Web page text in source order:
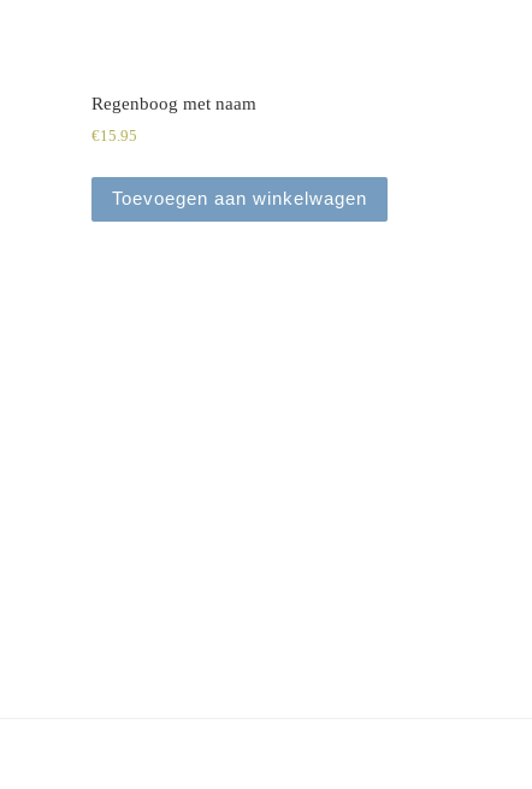
Regenboog met naam
€15.95
Toevoegen aan winkelwagen